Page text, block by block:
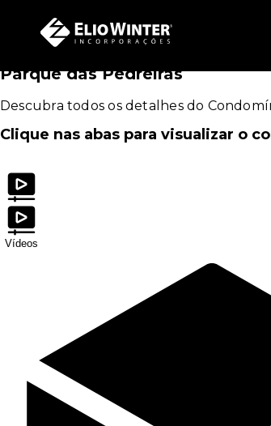
Parque das Pedreiras
Descubra todos os detalhes do
Clique nas abas para visualizar o
Vídeos